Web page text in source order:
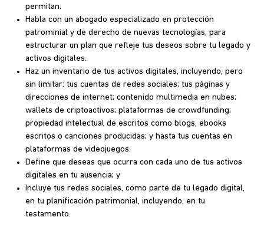
permitan;
Habla con un abogado especializado en protección
patrominial y de derecho de nuevas tecnologías, para
estructurar un plan que refleje tus deseos sobre tu legado y
activos digitales.
Haz un inventario de tus activos digitales, incluyendo, pero
sin limitar: tus cuentas de redes sociales; tus páginas y
direcciones de internet; contenido multimedia en nubes;
wallets de criptoactivos; plataformas de crowdfunding;
propiedad intelectual de escritos como blogs, ebooks
escritos o canciones producidas; y hasta tus cuentas en
plataformas de videojuegos.
Define que deseas que ocurra con cada uno de tus activos
digitales en tu ausencia; y
Incluye tus redes sociales, como parte de tu legado digital,
en tu planificación patrimonial, incluyendo, en tu
testamento.